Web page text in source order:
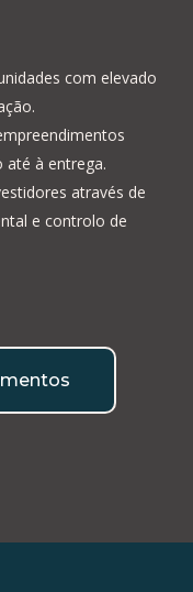
com elevado
até à entrega.
através de
e controlo de